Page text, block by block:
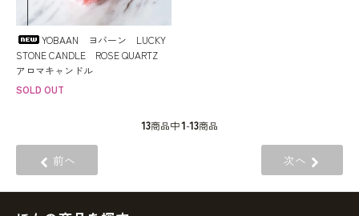
YOBAAN ヨバーン LUCKY
STONE CANDLE ROSE QUARTZ
アロマキャンドル
SOLD OUT
13商品中1-13商品
前へ 次へ